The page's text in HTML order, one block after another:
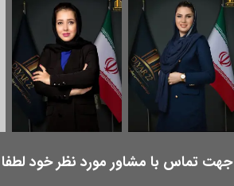
​جهت تماس با مشاور مورد نظر خود